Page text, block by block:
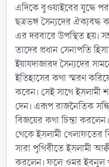
এদিকে বুওয়াইবের যুদ্ধে
ছত্রভঙ্গ সৈন্যদের ঐক্যবদ্ধ
এর দরবারে উপস্থিত হয়।
তাদের প্রধান সেনাপতি
ইয়াযদাজারদ সৈন্যদের
ইতিহাসের কথা স্মরণ
করেন। সেই সাথে ইসলামী
দেন। এরূপ রাজনৈতিক
বিজয়ের কথা চিন্তা
থেকে ইসলামী খেলাফতের
সারা পৃথিবীতে ইসলামী
করলেন। ফলে ওমর ইবনুল